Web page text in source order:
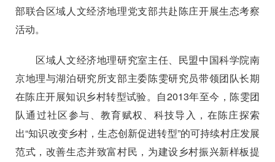
部联合区域人文经济地理党支部共赴陈庄开展生态考察
活动。
区域人文经济地理研究室主任、民盟中国科学院南
京地理与湖泊研究所支部主委陈雯研究员带领团队长期
在陈庄开展知识乡村转型试验。自2013年至今，陈雯团
队通过社区参与、教育赋权、科技导入，在陈庄探索
出“知识改变乡村，生态创新促进转型”的可持续村庄发展
范式，改善生态并致富村民，为建设乡村振兴新样板提